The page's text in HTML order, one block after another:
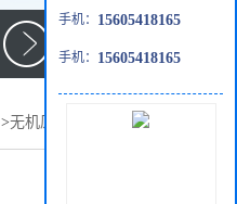
>无机原料 醋酸氯已定
手机： 15605418165
手机： 15605418165